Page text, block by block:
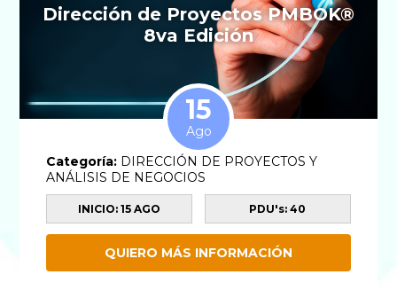
15
Ago
Dirección de Proyectos PMBOK®
8va Edición
Categoría: DIRECCIÓN DE PROYECTOS Y
ANÁLISIS DE NEGOCIOS
INICIO: 15 AGO PDU's: 40
QUIERO MÁS INFORMACIÓN